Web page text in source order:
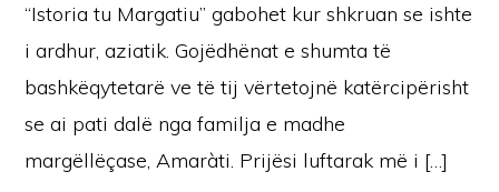
“Istoria tu Margatiu” gabohet kur shkruan se ishte
i ardhur, aziatik. Gojëdhënat e shumta të
bashkëqytetarë ve të tij vërtetojnë katërcipërisht
se ai pati dalë nga familja e madhe
margëllëçase, Amaràti. Prijësi luftarak më i […]